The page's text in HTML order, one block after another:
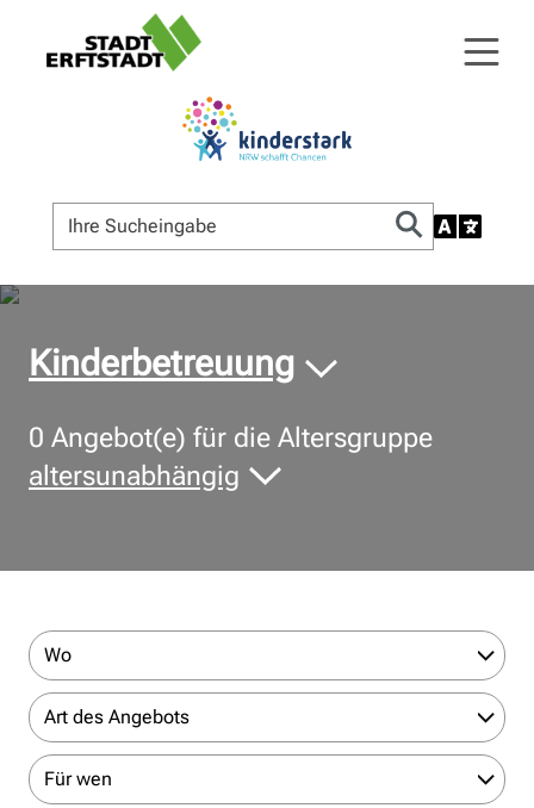
© Bildnachweis
Kinderbetreuung
0 Angebot(e) für die Altersgruppe
altersunabhängig
Wo
Art des Angebots
Für wen